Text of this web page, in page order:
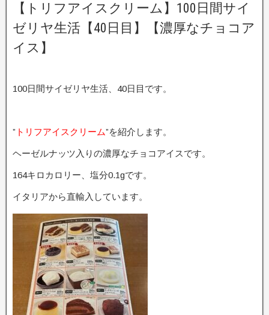
【トリフアイスクリーム】100日間サイ
ゼリヤ生活【40日目】【濃厚なチョコア
イス】
100日間サイゼリヤ生活、40日目です。
” トリフアイスクリーム”を紹介します。
ヘーゼルナッツ入りの濃厚なチョコアイスです。
164キロカロリー、塩分0.1gです。
イタリアから直輸入しています。